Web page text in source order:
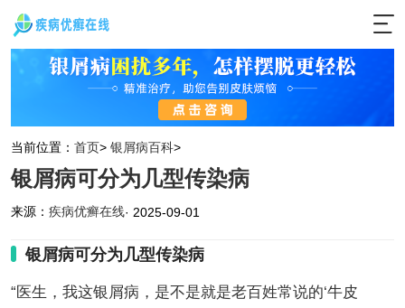
当前位置： 首页> 银屑病百科>
银屑病可分为几型传染病
来源： 疾病优癣在线· 2025-09-01
银屑病可分为几型传染病
“医生，我这银屑病，是不是就是老百姓常说的‘牛皮